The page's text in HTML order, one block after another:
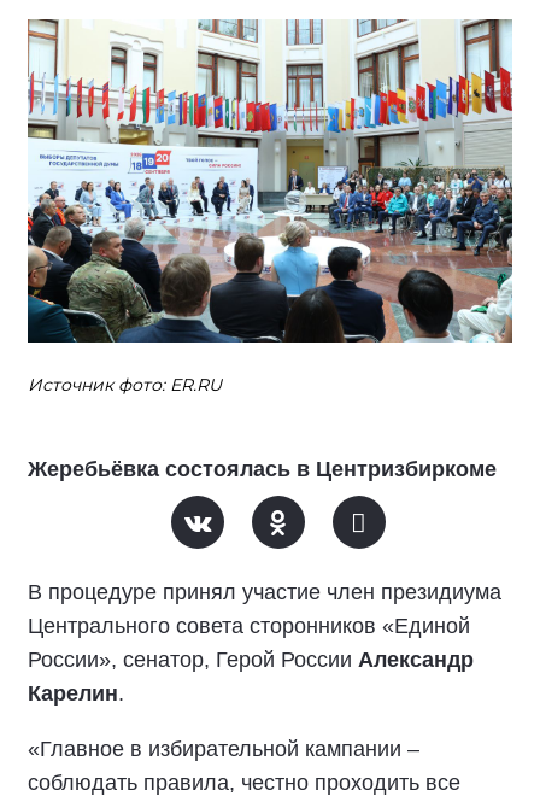
Источник фото: ER.RU
Жеребьёвка состоялась в Центризбиркоме
В процедуре принял участие член президиума
Центрального совета сторонников «Единой
России», сенатор, Герой России Александр
Карелин.
«Главное в избирательной кампании –
соблюдать правила, честно проходить все